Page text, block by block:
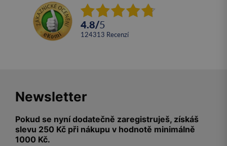
4.8/5
124313 recenzí
Newsletter
Pokud se nyní dodatečně zaregistruješ, získáš
slevu 250 Kč při nákupu v hodnotě minimálně
1000 Kč.